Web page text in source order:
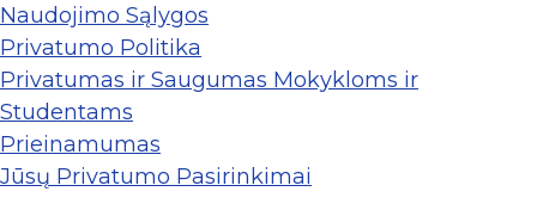
Naudojimo Sąlygos
Privatumo Politika
Privatumas ir Saugumas Mokykloms ir
Studentams
Prieinamumas
Jūsų Privatumo Pasirinkimai